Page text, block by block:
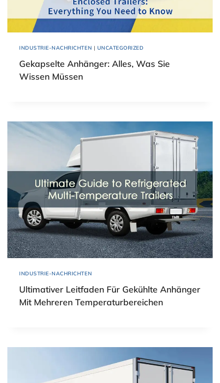
INDUSTRIE-NACHRICHTEN | UNCATEGORIZED
Gekapselte Anhänger: Alles, Was Sie
Wissen Müssen
INDUSTRIE-NACHRICHTEN
Ultimativer Leitfaden Für Gekühlte Anhänger
Mit Mehreren Temperaturbereichen